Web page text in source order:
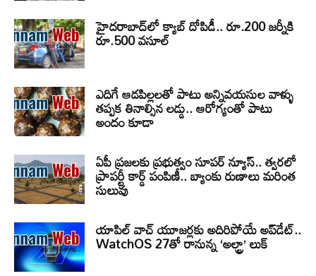
హైదరాబాద్‌లో క్యాబ్‌ దోపిడీ.. రూ.200 జర్నీకి
రూ.500 వసూల్
ఎదిగే ఆడపిల్లలతో పాటు అన్నివయసుల వాళ్ళు
తప్పక తినాల్సిన లడ్డు.. ఆరోగ్యంతో పాటు
అందం కూడా
ఏపీ ప్రజలకు ప్రభుత్వం సూపర్ న్యూస్.. త్వరలో
ప్రాపర్టీ కార్డ్ పంపిణీ.. బ్యాంకు రుణాలు మరింత
సులువు
యాపిల్ వాచ్ యూజర్లకు అదిరిపోయే అప్‌డేట్..
WatchOS 27తో రానున్న ‘అల్ట్రా’ లుక్